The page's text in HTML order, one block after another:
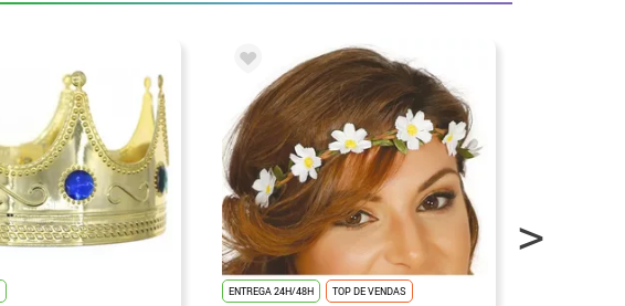
ENTREGA 24H/48H TOP DE VENDAS